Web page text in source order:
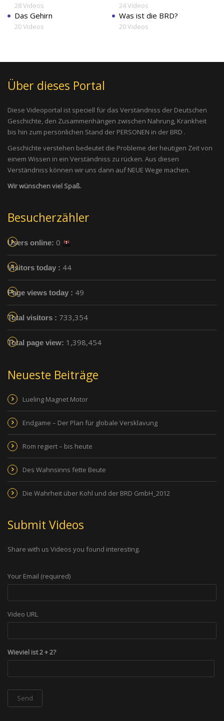
28 Videos 24 Videos
Das Gehirn
20 Videos
Was ist die BRD?
20 Videos
Über dieses Portal
Diese Videoportal ist speciell für das Verständniss der Deutschen
Geschichte, den Zusammenhängen zwischen Nahrung, Krankheit
bis hin zum persönlichen Stand der PERSONEN in der BRD .
Geschichte verstehen bedeutet die Probleme der heutigen Zeit von
einem Wissen in ein Verständniss zu rücken. Aus diesen
Verständniss können wir uns dann auf NEUE Wege machen.
Wir wünschen viel Spaß.
Besucherzähler
Users online: 0
Visitors today : 44
Page views today : 49
Total visitors : 733,354
Total page view: 1,398,454
Neueste Beiträge
Lueling Magnet Motor
Endgame – Der Plan für globale Versklavung
Rom regiert – bis heute
Des Wahnsinns fette Beute
Die Wahrheit über Kohl und der BRD GmbH_2012
Submit Videos
Share with us Videos you found interesting.
Your Email (required)
Video URL
Wieviel ist 2 + 2?